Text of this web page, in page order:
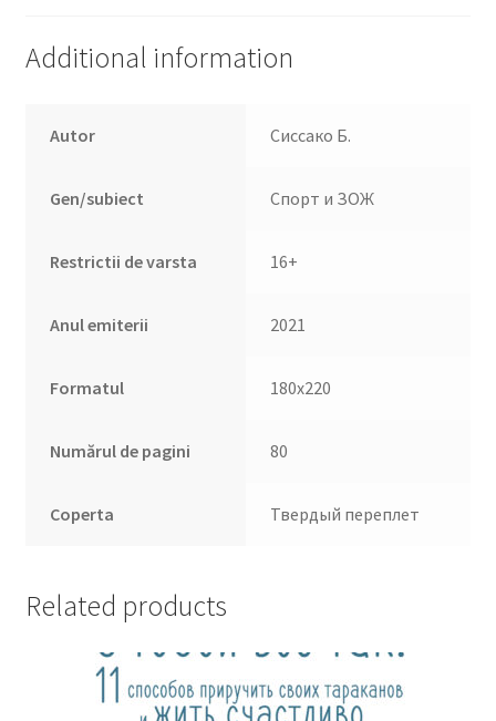
Additional information
Autor Сиссако Б.
Gen/subiect Спорт и ЗОЖ
Restrictii de varsta 16+
Anul emiterii 2021
Formatul 180х220
Numărul de pagini 80
Coperta Твердый переплет
Related products